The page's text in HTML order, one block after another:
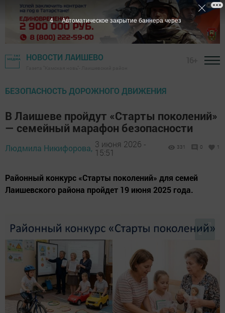
НОВОСТИ ЛАИШЕВО
БЕЗОПАСНОСТЬ ДОРОЖНОГО ДВИЖЕНИЯ
В Лаишеве пройдут «Старты поколений»
— семейный марафон безопасности
Людмила Никифорова, 3 июня 2026 -
15:51
331 0 1
Районный конкурс «Старты поколений» для семей
Лаишевского района пройдет 19 июня 2025 года.
2 Автоматическое закрытие баннера через